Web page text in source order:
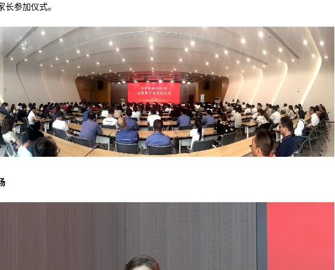
长参加仪式。